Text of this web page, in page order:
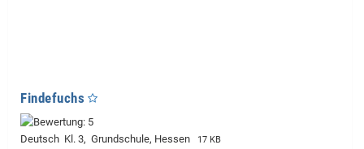
Findefuchs
Deutsch Kl. 3, Grundschule, Hessen 17 KB